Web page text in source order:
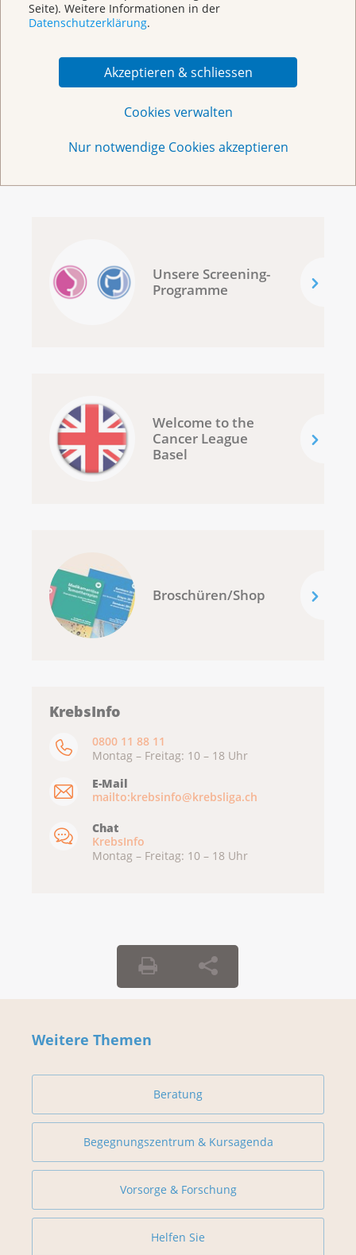
Seite). Weitere Informationen in der
Datenschutzerklärung.
Akzeptieren & schliessen
Cookies verwalten
Nur notwendige Cookies akzeptieren
Soziale Kontakte
Unsere Screening-
Programme
Welcome to the
Cancer League
Basel
Broschüren/Shop
KrebsInfo
0800 11 88 11
Montag – Freitag: 10 – 18 Uhr
E-Mail
mailto:krebsinfo@krebsliga.ch
Chat
KrebsInfo
Montag – Freitag: 10 – 18 Uhr
Weitere Themen
Beratung
Begegnungszentrum & Kursagenda
Vorsorge & Forschung
Helfen Sie